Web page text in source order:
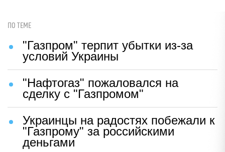
ПО ТЕМЕ
"Газпром" терпит убытки из-за
условий Украины
"Нафтогаз" пожаловался на
сделку с "Газпромом"
Украинцы на радостях побежали к
"Газпрому" за российскими
деньгами